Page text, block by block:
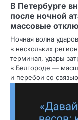
В Петербурге
после ночной
массовые
Ночная волна
в нескольких
терминал, удары
в Белгороде —
и перебои со